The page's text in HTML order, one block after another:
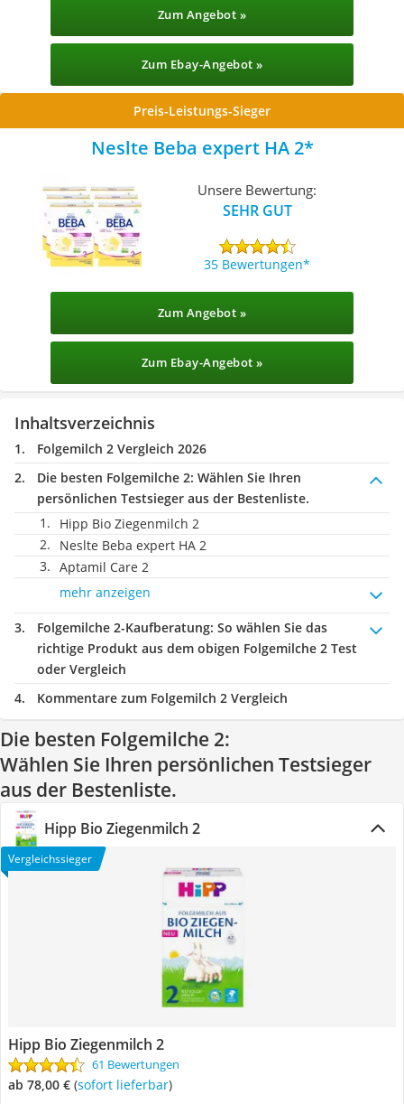
Zum Angebot »
Zum Ebay-Angebot »
Preis-Leistungs-Sieger
Neslte Beba expert HA 2
Unsere Bewertung:
SEHR GUT
35 Bewertungen
Zum Angebot »
Zum Ebay-Angebot »
Inhaltsverzeichnis
Folgemilch 2 Vergleich 2026
Die besten Folgemilche 2: Wählen Sie Ihren
persönlichen Testsieger aus der Bestenliste.
Hipp Bio Ziegenmilch 2
Neslte Beba expert HA 2
Aptamil Care 2
mehr anzeigen
Folgemilche 2-Kaufberatung: So wählen Sie das
richtige Produkt aus dem obigen Folgemilche 2 Test
oder Vergleich
Kommentare zum Folgemilch 2 Vergleich
Die besten Folgemilche 2:
Wählen Sie Ihren persönlichen Testsieger
aus der Bestenliste.
Hipp Bio Ziegenmilch 2
Vergleichssieger
Hipp Bio Ziegenmilch 2
61 Bewertungen
ab 78,00 € ( Sofort lieferbar)